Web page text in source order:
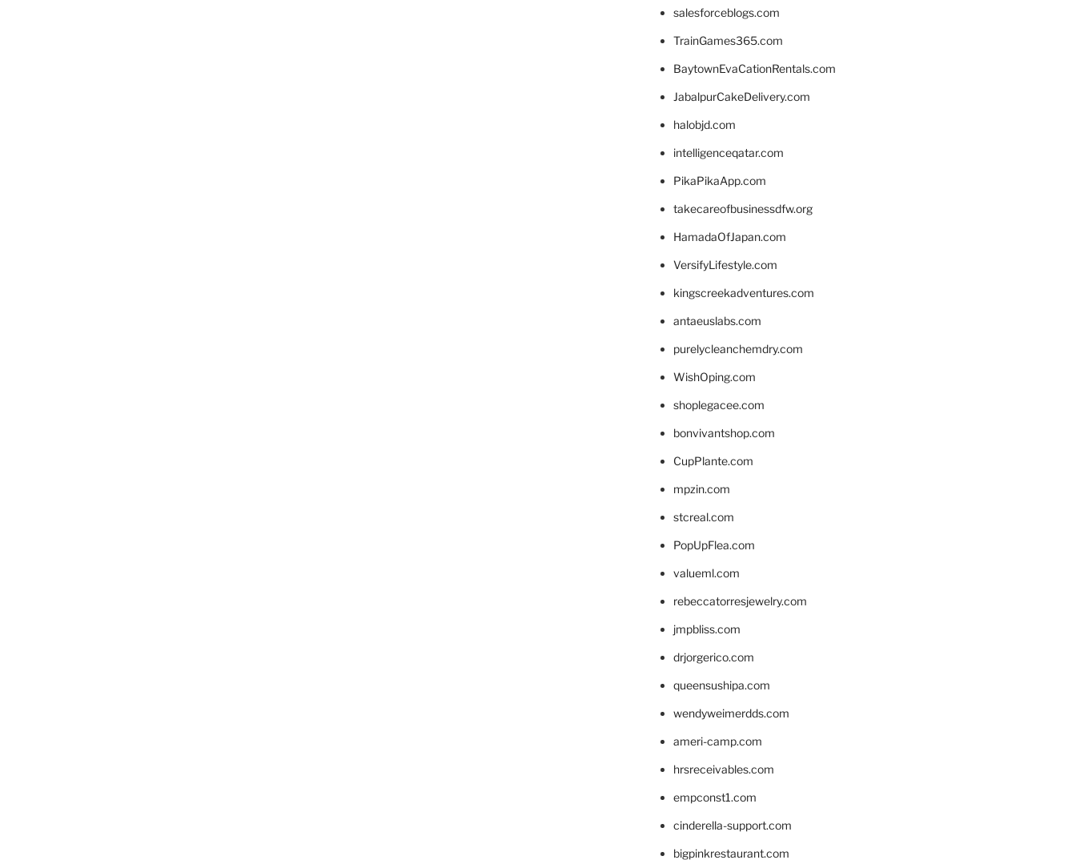
salesforceblogs.com
TrainGames365.com
BaytownEvaCationRentals.com
JabalpurCakeDelivery.com
halobjd.com
intelligenceqatar.com
PikaPikaApp.com
takecareofbusinessdfw.org
HamadaOfJapan.com
VersifyLifestyle.com
kingscreekadventures.com
antaeuslabs.com
purelycleanchemdry.com
WishOping.com
shoplegacee.com
bonvivantshop.com
CupPlante.com
mpzin.com
stcreal.com
PopUpFlea.com
valueml.com
rebeccatorresjewelry.com
jmpbliss.com
drjorgerico.com
queensushipa.com
wendyweimerdds.com
ameri-camp.com
hrsreceivables.com
empconst1.com
cinderella-support.com
bigpinkrestaurant.com